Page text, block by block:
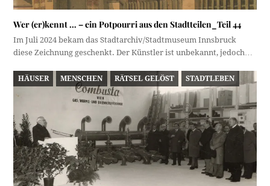
Wer (er)kennt … – ein Potpourri aus den Stadtteilen_Teil 44
Im Juli 2024 bekam das Stadtarchiv/Stadtmuseum Innsbruck
diese Zeichnung geschenkt. Der Künstler ist unbekannt, jedoch…
HÄUSER MENSCHEN RÄTSEL GELÖST STADTLEBEN